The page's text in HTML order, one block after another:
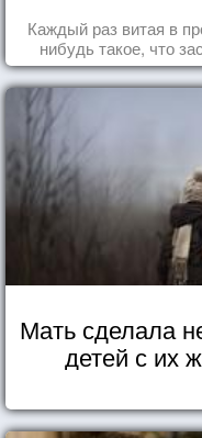
Каждый раз витая в
нибудь такое, что
Мать сделала
детей с их